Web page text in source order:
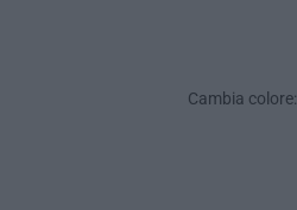
Cambia colore: